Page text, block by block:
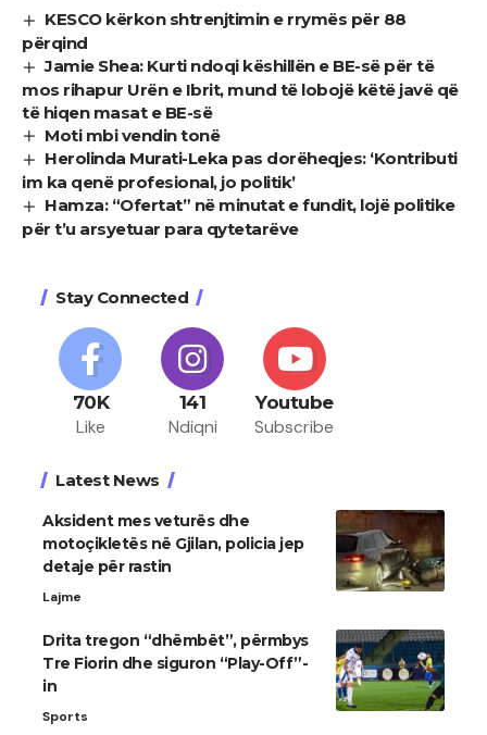
KESCO kërkon shtrenjtimin e rrymës për 88
përqind
Jamie Shea: Kurti ndoqi këshillën e BE-së për të
mos rihapur Urën e Ibrit, mund të lobojë këtë javë që
të hiqen masat e BE-së
Moti mbi vendin tonë
Herolinda Murati-Leka pas dorëheqjes: ‘Kontributi
im ka qenë profesional, jo politik’
Hamza: “Ofertat” në minutat e fundit, lojë politike
për t’u arsyetuar para qytetarëve
Stay Connected
70K
Like
141
Ndiqni
Youtube
Subscribe
Latest News
Aksident mes veturës dhe
motoçikletës në Gjilan, policia jep
detaje për rastin
Lajme
Drita tregon “dhëmbët”, përmbys
Tre Fiorin dhe siguron “Play-Off”-
in
Sports